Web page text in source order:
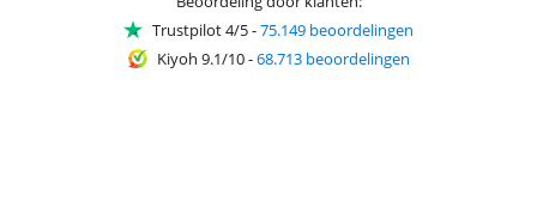
Trustpilot 4/5-75.149 beoordelingen
Kiyoh 9.1/10-68.713 beoordelingen